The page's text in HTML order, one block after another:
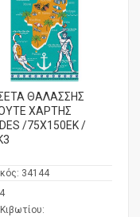
ΘΑΛΑΣΣΗΣ
ΧΑΡΤΗΣ
/75Χ150ΕΚ /
34144